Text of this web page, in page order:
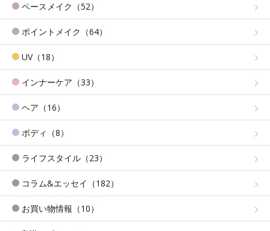
ベースメイク（52）
ポイントメイク（64）
UV（18）
インナーケア（33）
ヘア（16）
ボディ（8）
ライフスタイル（23）
コラム&エッセイ（182）
お買い物情報（10）